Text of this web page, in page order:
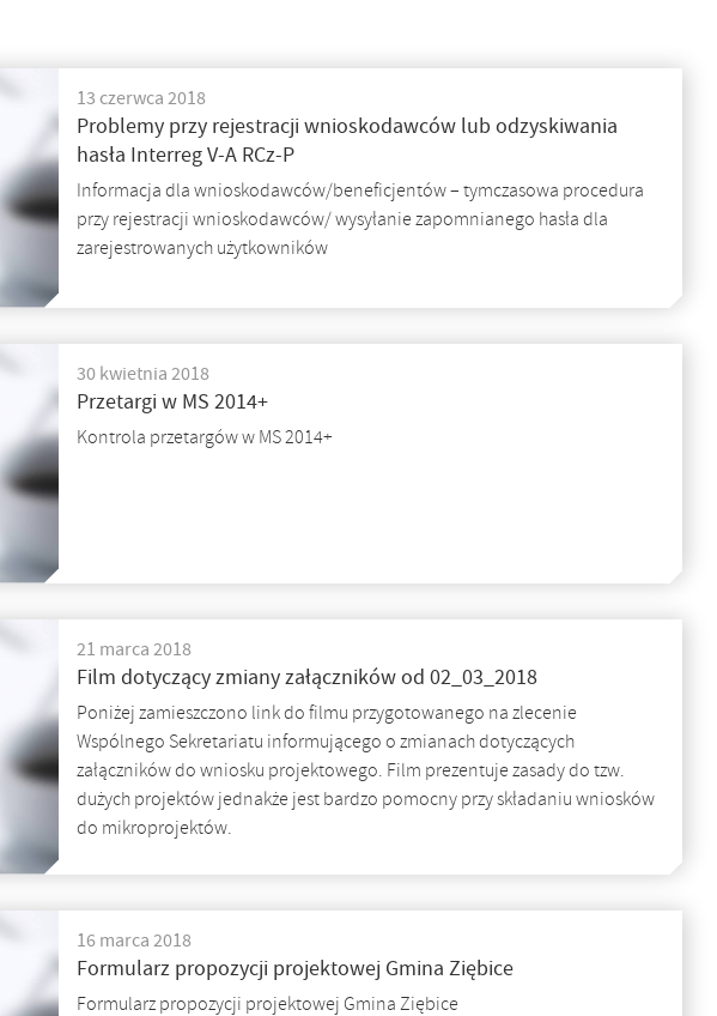
13 czerwca 2018
Problemy przy rejestracji wnioskodawców lub odzyskiwania
hasła Interreg V-A RCz-P
Informacja dla wnioskodawców/beneficjentów – tymczasowa procedura
przy rejestracji wnioskodawców/ wysyłanie zapomnianego hasła dla
zarejestrowanych użytkowników
30 kwietnia 2018
Przetargi w MS 2014+
Kontrola przetargów w MS 2014+
21 marca 2018
Film dotyczący zmiany załączników od 02_03_2018
Poniżej zamieszczono link do filmu przygotowanego na zlecenie
Wspólnego Sekretariatu informującego o zmianach dotyczących
załączników do wniosku projektowego. Film prezentuje zasady do tzw.
dużych projektów jednakże jest bardzo pomocny przy składaniu wniosków
do mikroprojektów.
16 marca 2018
Formularz propozycji projektowej Gmina Ziębice
Formularz propozycji projektowej Gmina Ziębice